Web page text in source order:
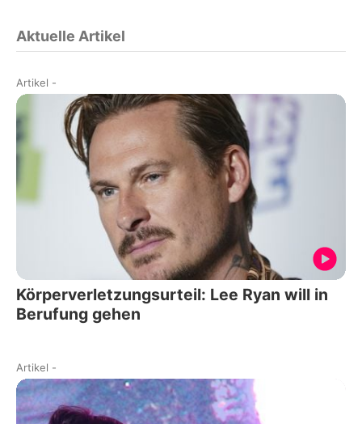
Aktuelle Artikel
Artikel -
Körperverletzungsurteil: Lee Ryan will in
Berufung gehen
Artikel -